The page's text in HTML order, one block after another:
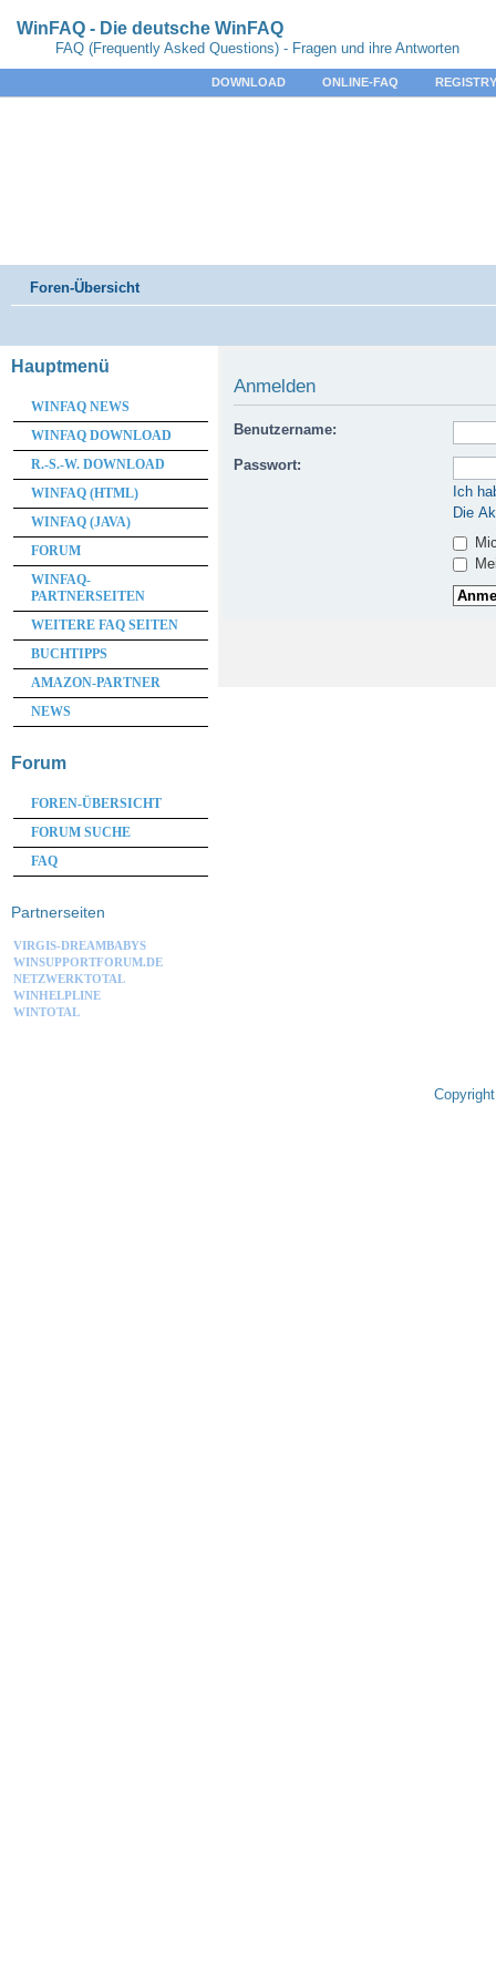
WinFAQ - Die deutsche WinFAQ
FAQ (Frequently Asked Questions) - Fragen und ihre Antworten
DOWNLOAD ONLINE-FAQ
Foren-Übersicht
Anmelden
Benutzername:
Passwort:
Ich
Die
Hauptmenü
WINFAQ NEWS
WINFAQ DOWNLOAD
R.-S.-W. DOWNLOAD
WINFAQ (HTML)
WINFAQ (JAVA)
FORUM
WINFAQ-
PARTNERSEITEN
WEITERE FAQ SEITEN
BUCHTIPPS
AMAZON-PARTNER
NEWS
Forum
FOREN-ÜBERSICHT
FORUM SUCHE
FAQ
Partnerseiten
VIRGIS-DREAMBABYS
WINSUPPORTFORUM.DE
NETZWERKTOTAL
WINHELPLINE
WINTOTAL